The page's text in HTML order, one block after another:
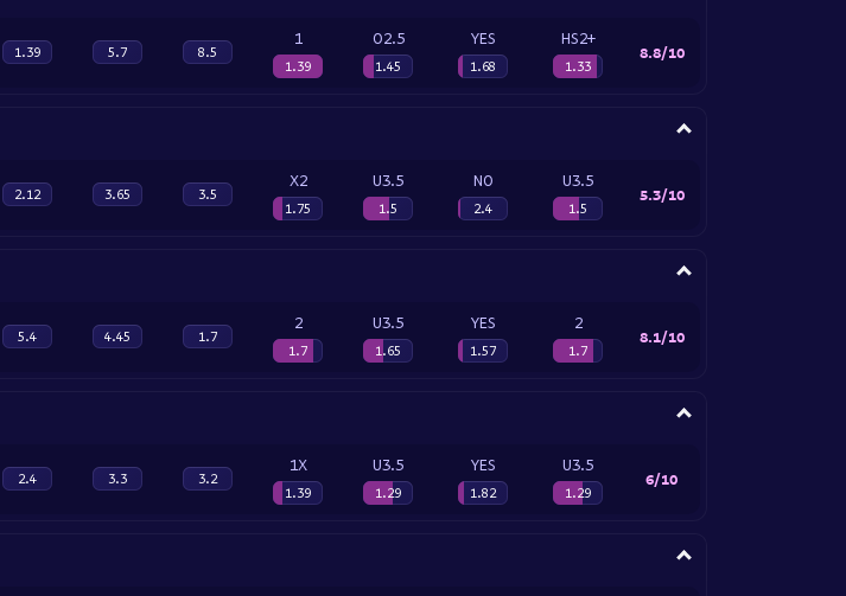
1.39 5.7 8.5
1
1.39
O2.5
1.45
YES
1.68
HS2+
1.33
8.8/10
2.12 3.65 3.5
X2
1.75
U3.5
1.5
NO
2.4
U3.5
1.5
5.3/10
5.4 4.45 1.7
2
1.7
U3.5
1.65
YES
1.57
2
1.7
8.1/10
2.4 3.3 3.2
1X
1.39
U3.5
1.29
YES
1.82
U3.5
1.29
6/10